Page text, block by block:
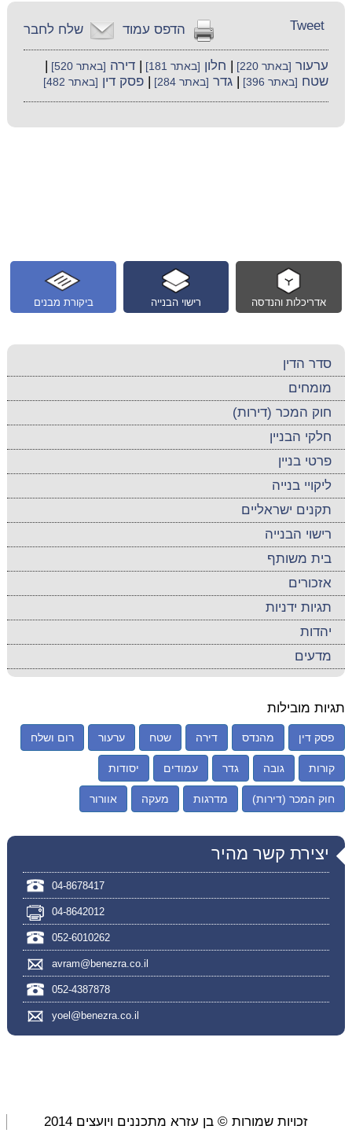
שלח לחבר הדפס עמוד Tweet
ערעור [באתר 220] חלון [באתר 181] |דירה [באתר 520]
שטח [באתר 396] |גדר [באתר 284] |פסק דין [באתר 482]
ביקורת מבנים רישוי הבנייה אדריכלות והנדסה
סדר הדין
מומחים
חוק המכר (דירות)
חלקי הבניין
פרטי בניין
ליקויי בנייה
תקנים ישראליים
רישוי הבנייה
בית משותף
אזכורים
תגיות ידניות
יהדות
מדעים
תגיות מובילות
פסק דין מהנדס דירה שטח ערעור רום ושלח
קורות גובה גדר עמודים יסודות
חוק המכר (דירות) מדרגות מעקה אוורור
יצירת קשר מהיר
04-8678417
04-8642012
052-6010262
avram@benezra.co.il
052-4387878
yoel@benezra.co.il
זכויות שמורות © בן עזרא מתכננים ויועצים 2014